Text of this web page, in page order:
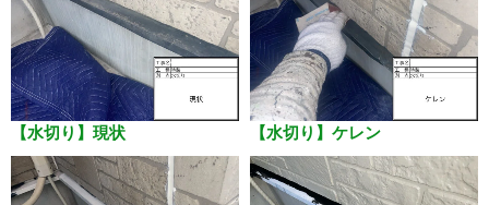
【水切り】現状 【水切り】ケレン